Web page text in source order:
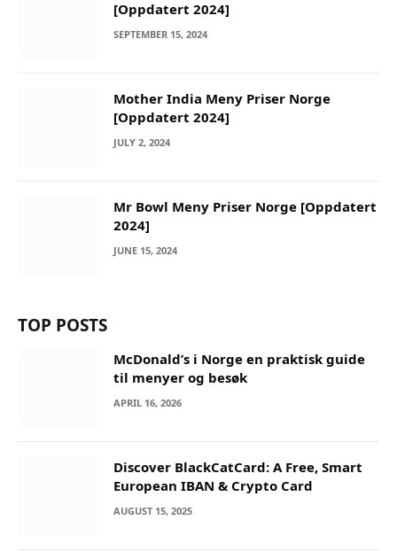
[Oppdatert 2024]
SEPTEMBER 15, 2024
Mother India Meny Priser Norge
[Oppdatert 2024]
JULY 2, 2024
Mr Bowl Meny Priser Norge [Oppdatert
2024]
JUNE 15, 2024
TOP POSTS
McDonald’s i Norge en praktisk guide
til menyer og besøk
APRIL 16, 2026
Discover BlackCatCard: A Free, Smart
European IBAN & Crypto Card
AUGUST 15, 2025